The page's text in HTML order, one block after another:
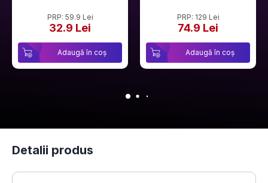
PRP: 59.9 Lei
32.9 Lei
Adaugă în coș
PRP: 129 Lei
74.9 Lei
Adaugă în coș
Detalii produs